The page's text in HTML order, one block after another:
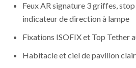
Feux AR signature 3 griffes,
indicateur de direction à lampe
Fixations ISOFIX et Top Tether
Habitacle et ciel de pavillon clair